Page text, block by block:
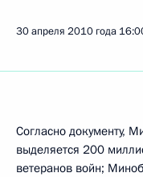
30 апреля 2010 года
Согласно документу,
выделяется 200
ветеранов войн;